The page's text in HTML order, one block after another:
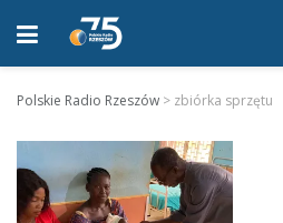
Polskie Radio Rzeszów > zbiórka sprzętu